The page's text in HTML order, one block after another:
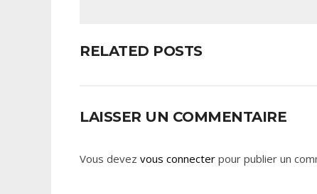
RELATED POSTS
LAISSER UN COMMENTAIRE
Vous devez vous connecter pour publier un